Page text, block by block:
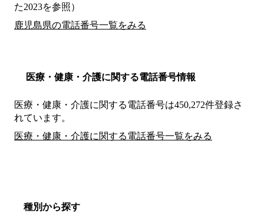
た2023を参照）
鹿児島県の電話番号一覧をみる
医療・健康・介護に関する電話番号情報
医療・健康・介護に関する電話番号は450,272件登録さ
れています。
医療・健康・介護に関する電話番号一覧をみる
種別から探す